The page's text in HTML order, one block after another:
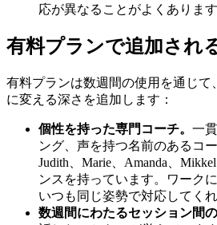
応が異なることがよくあります
有料プランで追加され
有料プランは数週間の使用を通じて
に変える深さを追加します：
個性を持った専門コーチ。 一
ング、声を持つ名前のあるコー
Judith、Marie、Amanda、
ンスを持っています。ワーク
いつも同じ姿勢で対応してくれ
数週間にわたるセッション間の